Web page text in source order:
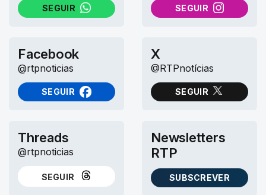
SEGUIR
NO WHATSAPP
SEGUIR
NO INSTAGRAM
Facebook
@rtpnoticias
SEGUIR
NO FACEBOOK
X
@RTPnotícias
SEGUIR
NO X (TWITTER)
Threads
@rtpnoticias
SEGUIR
NO THREADS
Newsletters
RTP
SUBSCREVER
AS NEWSLETTERS RTP